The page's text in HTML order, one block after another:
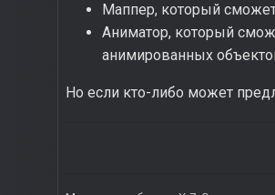
Маппер, который
Аниматор, который
анимированных
Но если кто-либо может